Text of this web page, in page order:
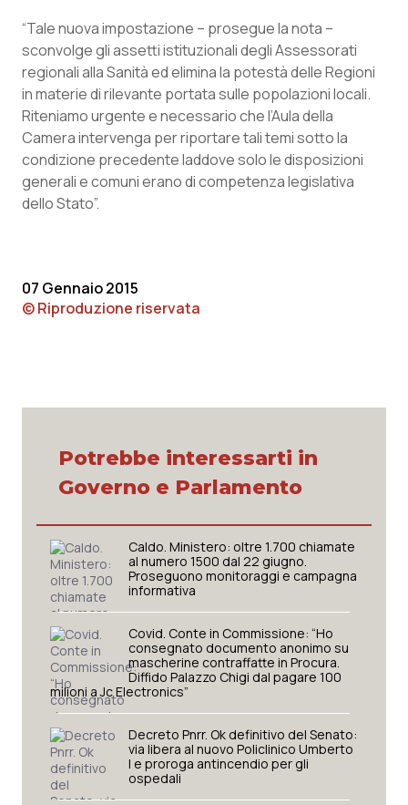
Salute orale & impianti
Sangue & coagulazione
Tiroide
Tumore al seno
Tumore ovarico
Tumori gastrointestinali
“Tale nuova impostazione – prosegue la nota –
sconvolge gli assetti istituzionali degli Assessorati
regionali alla Sanità ed elimina la potestà delle Regioni
in materie di rilevante portata sulle popolazioni locali.
Riteniamo urgente e necessario che l’Aula della
Camera intervenga per riportare tali temi sotto la
condizione precedente laddove solo le disposizioni
generali e comuni erano di competenza legislativa
dello Stato”.
07 Gennaio 2015
© Riproduzione riservata
Potrebbe interessarti in
Governo e Parlamento
Caldo. Ministero: oltre 1.700 chiamate
al numero 1500 dal 22 giugno.
Proseguono monitoraggi e campagna
informativa
Covid. Conte in Commissione: “Ho
consegnato documento anonimo su
mascherine contraffatte in Procura.
Diffido Palazzo Chigi dal pagare 100
milioni a Jc Electronics”
Decreto Pnrr. Ok definitivo del Senato:
via libera al nuovo Policlinico Umberto
I e proroga antincendio per gli
ospedali